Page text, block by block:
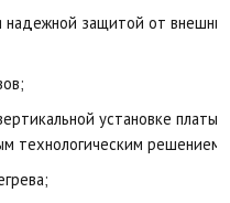
надежной защитой от
установке платы
технологическим решением;